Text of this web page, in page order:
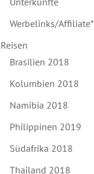
Werbelinks/Affiliate*
Reisen
Brasilien 2018
Kolumbien 2018
Namibia 2018
Philippinen 2019
Südafrika 2018
Thailand 2018